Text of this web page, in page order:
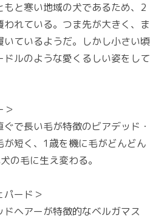
もと寒い地域の犬であるため、2
れている。つま先が大きく、ま
いているようだ。しかし小さい頃
ルのような愛くるしい姿をして
＞
で長い毛が特徴のビアデッド・
が短く、1歳を機に毛がどんどん
の毛に生え変わる。
パード＞
ヘアーが特徴的なベルガマス